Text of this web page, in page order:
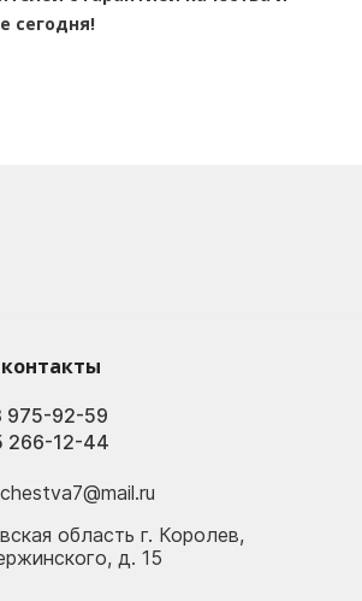
сегодня!
266-12-44
975-92-59
область г. Королев,
д. 15